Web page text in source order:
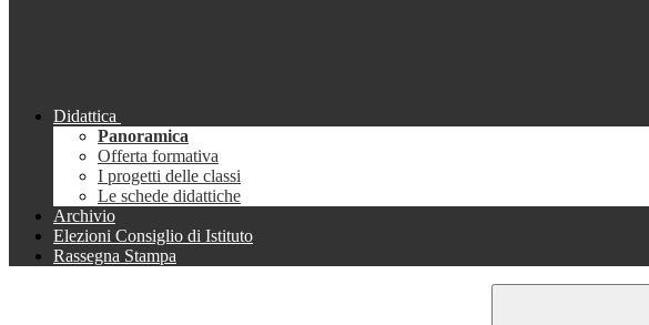
Didattica
Panoramica
Offerta formativa
I progetti delle classi
Le schede didattiche
Archivio
Elezioni Consiglio di Istituto
Rassegna Stampa